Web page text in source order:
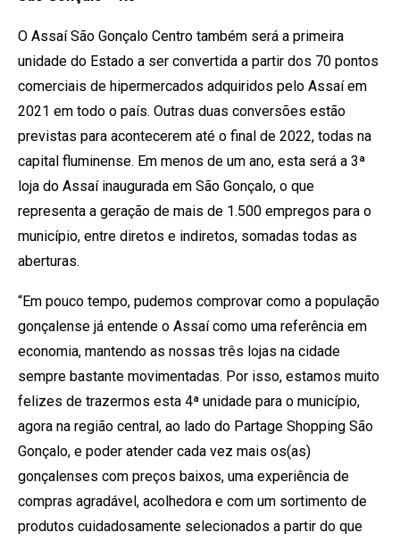
O Assaí São Gonçalo Centro também será a primeira
unidade do Estado a ser convertida a partir dos 70 pontos
comerciais de hipermercados adquiridos pelo Assaí em
2021 em todo o país. Outras duas conversões estão
previstas para acontecerem até o final de 2022, todas na
capital fluminense. Em menos de um ano, esta será a 3ª
loja do Assaí inaugurada em São Gonçalo, o que
representa a geração de mais de 1.500 empregos para o
município, entre diretos e indiretos, somadas todas as
aberturas.
“Em pouco tempo, pudemos comprovar como a população
gonçalense já entende o Assaí como uma referência em
economia, mantendo as nossas três lojas na cidade
sempre bastante movimentadas. Por isso, estamos muito
felizes de trazermos esta 4ª unidade para o município,
agora na região central, ao lado do Partage Shopping São
Gonçalo, e poder atender cada vez mais os(as)
gonçalenses com preços baixos, uma experiência de
compras agradável, acolhedora e com um sortimento de
produtos cuidadosamente selecionados a partir do que